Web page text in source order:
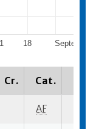
September
18
Cr. Cat.
AF